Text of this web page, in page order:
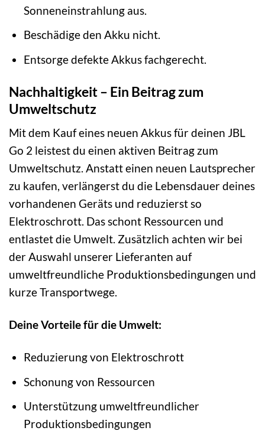
Sonneneinstrahlung aus.
Beschädige den Akku nicht.
Entsorge defekte Akkus fachgerecht.
Nachhaltigkeit – Ein Beitrag zum
Umweltschutz
Mit dem Kauf eines neuen Akkus für deinen JBL
Go 2 leistest du einen aktiven Beitrag zum
Umweltschutz. Anstatt einen neuen Lautsprecher
zu kaufen, verlängerst du die Lebensdauer deines
vorhandenen Geräts und reduzierst so
Elektroschrott. Das schont Ressourcen und
entlastet die Umwelt. Zusätzlich achten wir bei
der Auswahl unserer Lieferanten auf
umweltfreundliche Produktionsbedingungen und
kurze Transportwege.
Deine Vorteile für die Umwelt:
Reduzierung von Elektroschrott
Schonung von Ressourcen
Unterstützung umweltfreundlicher
Produktionsbedingungen